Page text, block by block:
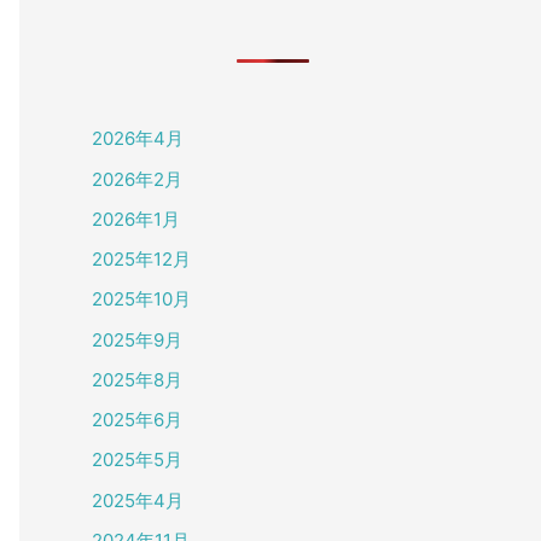
2026年4月
2026年2月
2026年1月
2025年12月
2025年10月
2025年9月
2025年8月
2025年6月
2025年5月
2025年4月